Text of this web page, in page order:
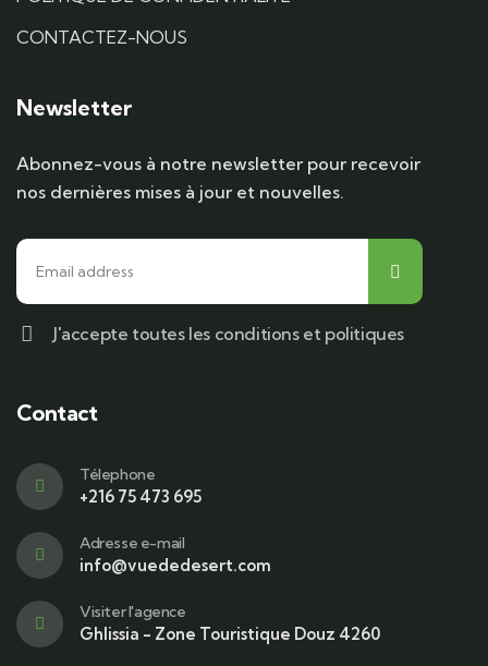
CONTACTEZ-NOUS
Newsletter
Abonnez-vous à notre newsletter pour recevoir
nos dernières mises à jour et nouvelles.
J'accepte toutes les conditions et politiques
Contact
Télephone
+216 75 473 695
Adresse e-mail
info@vuededesert.com
Visiter l'agence
Ghlissia - Zone Touristique Douz 4260